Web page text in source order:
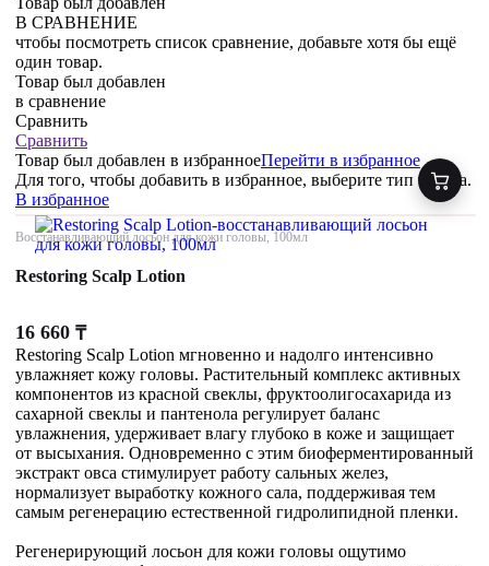
В СРАВНЕНИЕ
чтобы посмотреть список сравнение, добавьте хотя бы ещё
один товар.
Товар был добавлен
в сравнение
Сравнить
Сравнить
Товар был добавлен в избранноеПерейти в избранное
Для того, чтобы добавить в избранное, выберите тип товара.
В избранное
Восстанавливающий лосьон для кожи головы, 100мл
Restoring Scalp Lotion
16 660 ₸
Restoring Scalp Lotion мгновенно и надолго интенсивно
увлажняет кожу головы. Растительный комплекс активных
компонентов из красной свеклы, фруктоолигосахарида из
сахарной свеклы и пантенола регулирует баланс
увлажнения, удерживает влагу глубоко в коже и защищает
от высыхания. Одновременно с этим биоферментированный
экстракт овса стимулирует работу сальных желез,
нормализует выработку кожного сала, поддерживая тем
самым регенерацию естественной гидролипидной пленки.
Регенерирующий лосьон для кожи головы ощутимо